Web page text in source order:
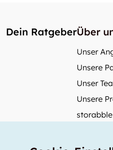
Dein RatgeberÜber
Unser
Unsere
Unser
Unsere
storabble
Mehr über storabble